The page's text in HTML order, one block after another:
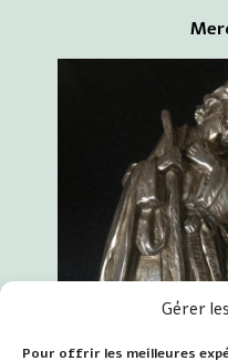
Gérer
Pour offrir les meilleures